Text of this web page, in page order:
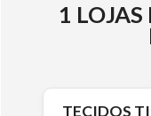
1
TECIDOS